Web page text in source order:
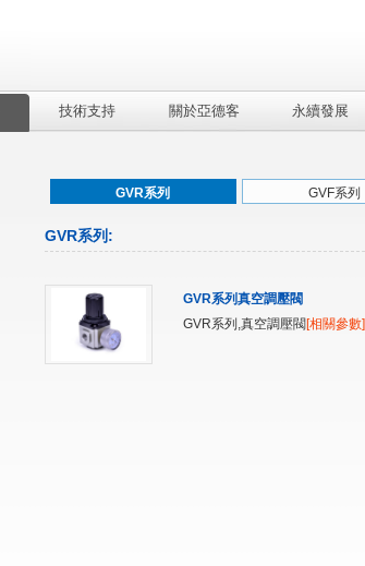
技術支持 關於亞德客 永續發展
GVR系列 GVF系列
GVR系列 :
GVR系列真空調壓閥
GVR系列,真空調壓閥 [相關參數]